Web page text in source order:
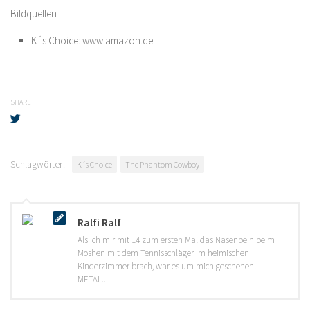
Bildquellen
K´s Choice: www.amazon.de
SHARE
Schlagwörter: K´s Choice The Phantom Cowboy
Ralfi Ralf
Als ich mir mit 14 zum ersten Mal das Nasenbein beim
Moshen mit dem Tennisschläger im heimischen
Kinderzimmer brach, war es um mich geschehen!
METAL...